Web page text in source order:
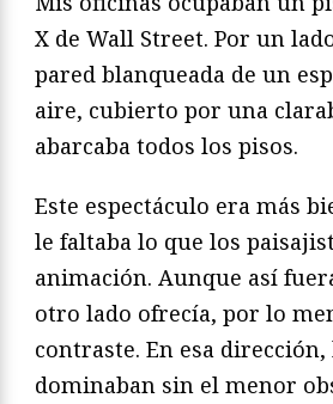
X de Wall Street. Por un
pared blanqueada de un
aire, cubierto por una
abarcaba todos los pisos.
Este espectáculo era más
le faltaba lo que los
animación. Aunque así
otro lado ofrecía, por lo
contraste. En esa dirección,
dominaban sin el menor